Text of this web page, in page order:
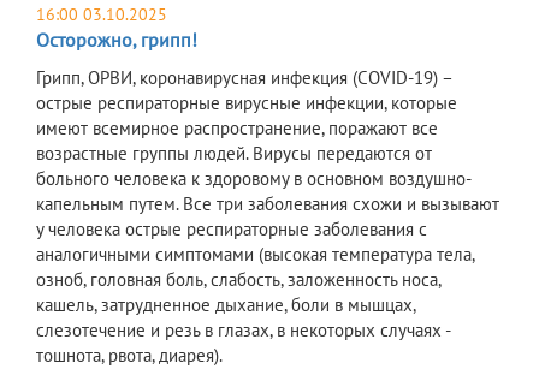
16:00 03.10.2025
Осторожно, грипп!
Грипп, ОРВИ, коронавирусная инфекция (COVID-19) –
острые респираторные вирусные инфекции, которые
имеют всемирное распространение, поражают все
возрастные группы людей. Вирусы передаются от
больного человека к здоровому в основном воздушно-
капельным путем. Все три заболевания схожи и вызывают
у человека острые респираторные заболевания с
аналогичными симптомами (высокая температура тела,
озноб, головная боль, слабость, заложенность носа,
кашель, затрудненное дыхание, боли в мышцах,
слезотечение и резь в глазах, в некоторых случаях -
тошнота, рвота, диарея).